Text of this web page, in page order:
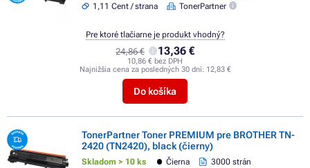
1,11 Cent / strana
TonerPartner
24,86 € 13,36 €
10,86 € bez DPH
Najnižšia cena za posledných 30 dní: 12,83 €
Do košíka
Pre ktoré tlačiarne je produkt vhodný?
TonerPartner Toner PREMIUM pre BROTHER TN-
2420 (TN2420), black (čierny)
Skladom > 10 ks Čierna
3000 strán